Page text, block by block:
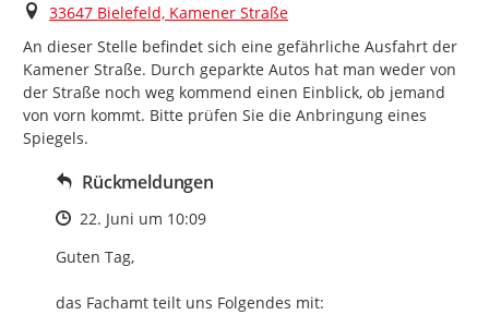
Ort
33647 Bielefeld, Kamener Straße
An dieser Stelle befindet sich eine gefährliche Ausfahrt der
Kamener Straße. Durch geparkte Autos hat man weder von
der Straße noch weg kommend einen Einblick, ob jemand
von vorn kommt. Bitte prüfen Sie die Anbringung eines
Spiegels.
Rückmeldungen
Zeitpunkt des Erstellens
22. Juni um 10:09
Guten Tag,
das Fachamt teilt uns Folgendes mit: